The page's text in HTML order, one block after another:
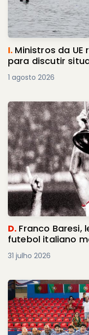
I. Ministros da
para discutir
1 agosto 2026
D. Franco Baresi,
futebol italiano
31 julho 2026